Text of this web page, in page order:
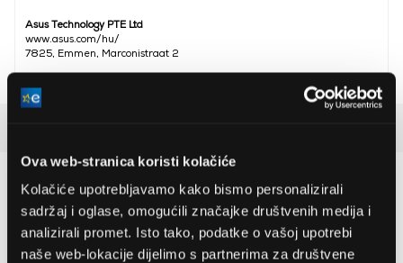
Ova web-stranica koristi kolačiće
Kolačiće upotrebljavamo kako bismo personalizirali
sadržaj i oglase, omogućili značajke društvenih medija i
analizirali promet. Isto tako, podatke o vašoj upotrebi
naše web-lokacije dijelimo s partnerima za društvene
Asus Technology PTE Ltd
www.asus.com/hu/
7825, Emmen, Marconistraat 2
Preporučujemo za vas